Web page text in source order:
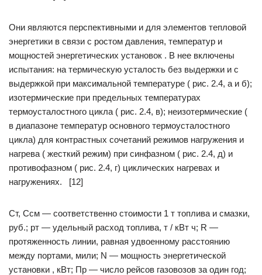
Они являются перспективными и для элементов тепловой
энергетики в связи с ростом давления, температур и
мощностей энергетических установок . В нее включены
испытания: на термическую усталость без выдержки и с
выдержкой при максимальной температуре ( рис. 2.4, а и б);
изотермические при предельных температурах
термоусталостного цикла ( рис. 2.4, в); неизотермические (
в диапазоне температур основного термоусталостного
цикла) для контрастных сочетаний режимов нагружения и
нагрева ( жесткий режим) при синфазном ( рис. 2.4, д) и
противофазном ( рис. 2.4, г) циклических нагревах и
нагружениях. [12]
Ст, Ссм — соответственно стоимости 1 т топлива и смазки,
руб.; рт — удельный расход топлива, т / кВт ч; R —
протяженность линии, равная удвоенному расстоянию
между портами, мили; N — мощность энергетической
установки , кВт; Пр — число рейсов газовозов за один год;